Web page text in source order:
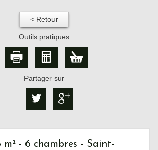
< Retour
Outils pratiques
Partager sur
m² - 6 chambres - Saint-